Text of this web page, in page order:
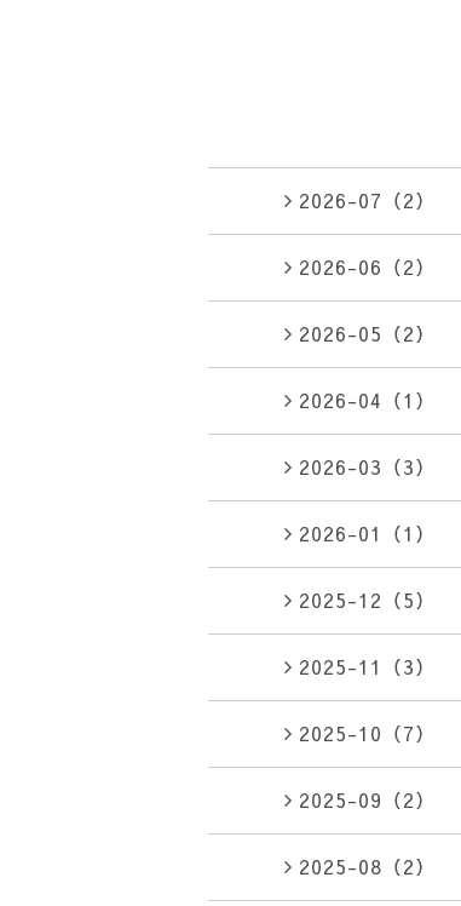
2026-07（2）
2026-06（2）
2026-05（2）
2026-04（1）
2026-03（3）
2026-01（1）
2025-12（5）
2025-11（3）
2025-10（7）
2025-09（2）
2025-08（2）